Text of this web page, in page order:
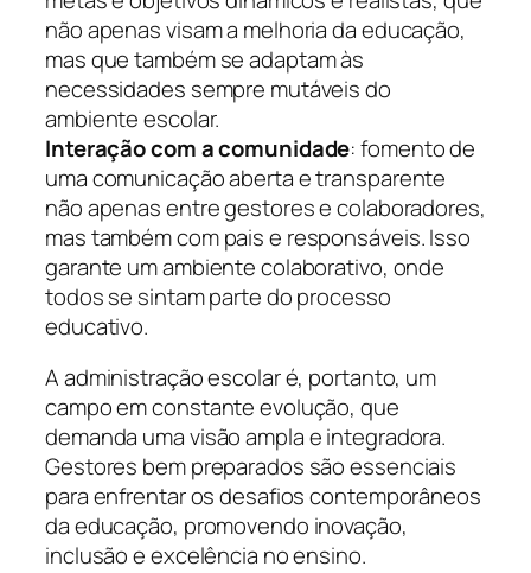
não apenas visam a melhoria da educação,
mas que também se adaptam às
necessidades sempre mutáveis do
ambiente escolar.
Interação com a comunidade: fomento de
uma comunicação aberta e transparente
não apenas entre gestores e colaboradores,
mas também com pais e responsáveis. Isso
garante um ambiente colaborativo, onde
todos se sintam parte do processo
educativo.
A administração escolar é, portanto, um
campo em constante evolução, que
demanda uma visão ampla e integradora.
Gestores bem preparados são essenciais
para enfrentar os desafios contemporâneos
da educação, promovendo inovação,
inclusão e excelência no ensino.